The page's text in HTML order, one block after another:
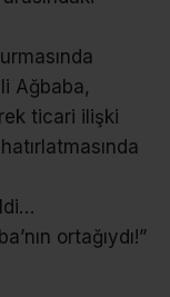
Ağbaba,
ticari ilişki
ortağıydı!”